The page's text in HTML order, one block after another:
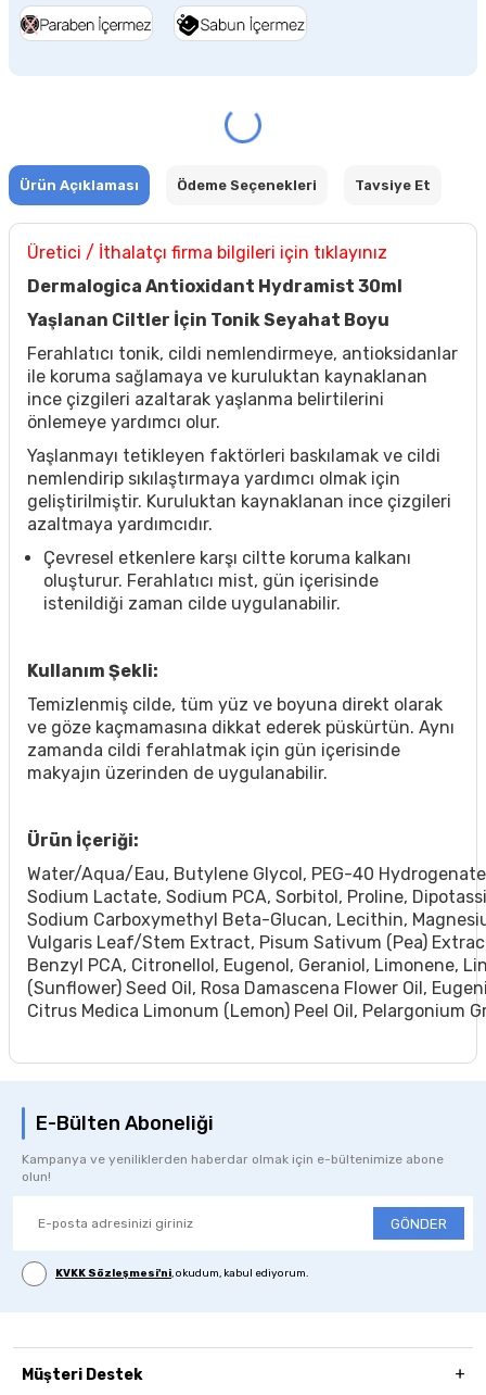
Ürün Açıklaması Ödeme Seçenekleri Tavsiye Et
Üretici / İthalatçı firma bilgileri için tıklayınız
Dermalogica Antioxidant Hydramist 30ml
Yaşlanan Ciltler İçin Tonik Seyahat Boyu
Ferahlatıcı tonik, cildi nemlendirmeye, antioksidanlar
ile koruma sağlamaya ve kuruluktan kaynaklanan
ince çizgileri azaltarak yaşlanma belirtilerini
önlemeye yardımcı olur.
Yaşlanmayı tetikleyen faktörleri baskılamak ve cildi
nemlendirip sıkılaştırmaya yardımcı olmak için
geliştirilmiştir. Kuruluktan kaynaklanan ince çizgileri
azaltmaya yardımcıdır.
Çevresel etkenlere karşı ciltte koruma kalkanı
oluşturur. Ferahlatıcı mist, gün içerisinde
istenildiği zaman cilde uygulanabilir.
Kullanım Şekli:
Temizlenmiş cilde, tüm yüz ve boyuna direkt olarak
ve göze kaçmamasına dikkat ederek püskürtün. Aynı
zamanda cildi ferahlatmak için gün içerisinde
makyajın üzerinden de uygulanabilir.
Ürün İçeriği:
Water/Aqua/Eau, Butylene Glycol, PEG-40
Sodium Lactate, Sodium PCA, Sorbitol, Proline,
Sodium Carboxymethyl Beta-Glucan, Lecithin,
Vulgaris Leaf/Stem Extract, Pisum Sativum (Pea)
Benzyl PCA, Citronellol, Eugenol, Geraniol, Limonene,
(Sunflower) Seed Oil, Rosa Damascena Flower Oil,
Citrus Medica Limonum (Lemon) Peel Oil, Pelargonium
E-Bülten Aboneliği
Kampanya ve yeniliklerden haberdar olmak için e-bültenimize abone
olun!
GÖNDER
KVKK Sözleşmesi'ni, okudum, kabul ediyorum.
Müşteri Destek